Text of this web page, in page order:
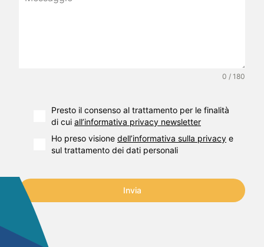
0 / 180
Presto il consenso al trattamento per le finalità
di cui all’informativa privacy newsletter
Ho preso visione dell’informativa sulla privacy e
sul trattamento dei dati personali
Invia